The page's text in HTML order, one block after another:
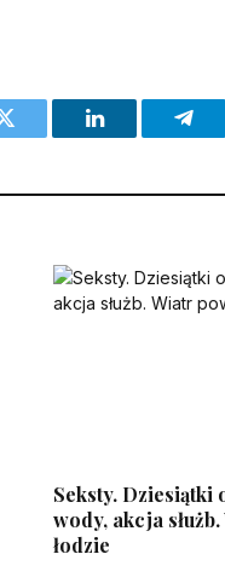
Twitter LinkedIn
Seksty. Dziesiątki
wody, akcja
łodzie